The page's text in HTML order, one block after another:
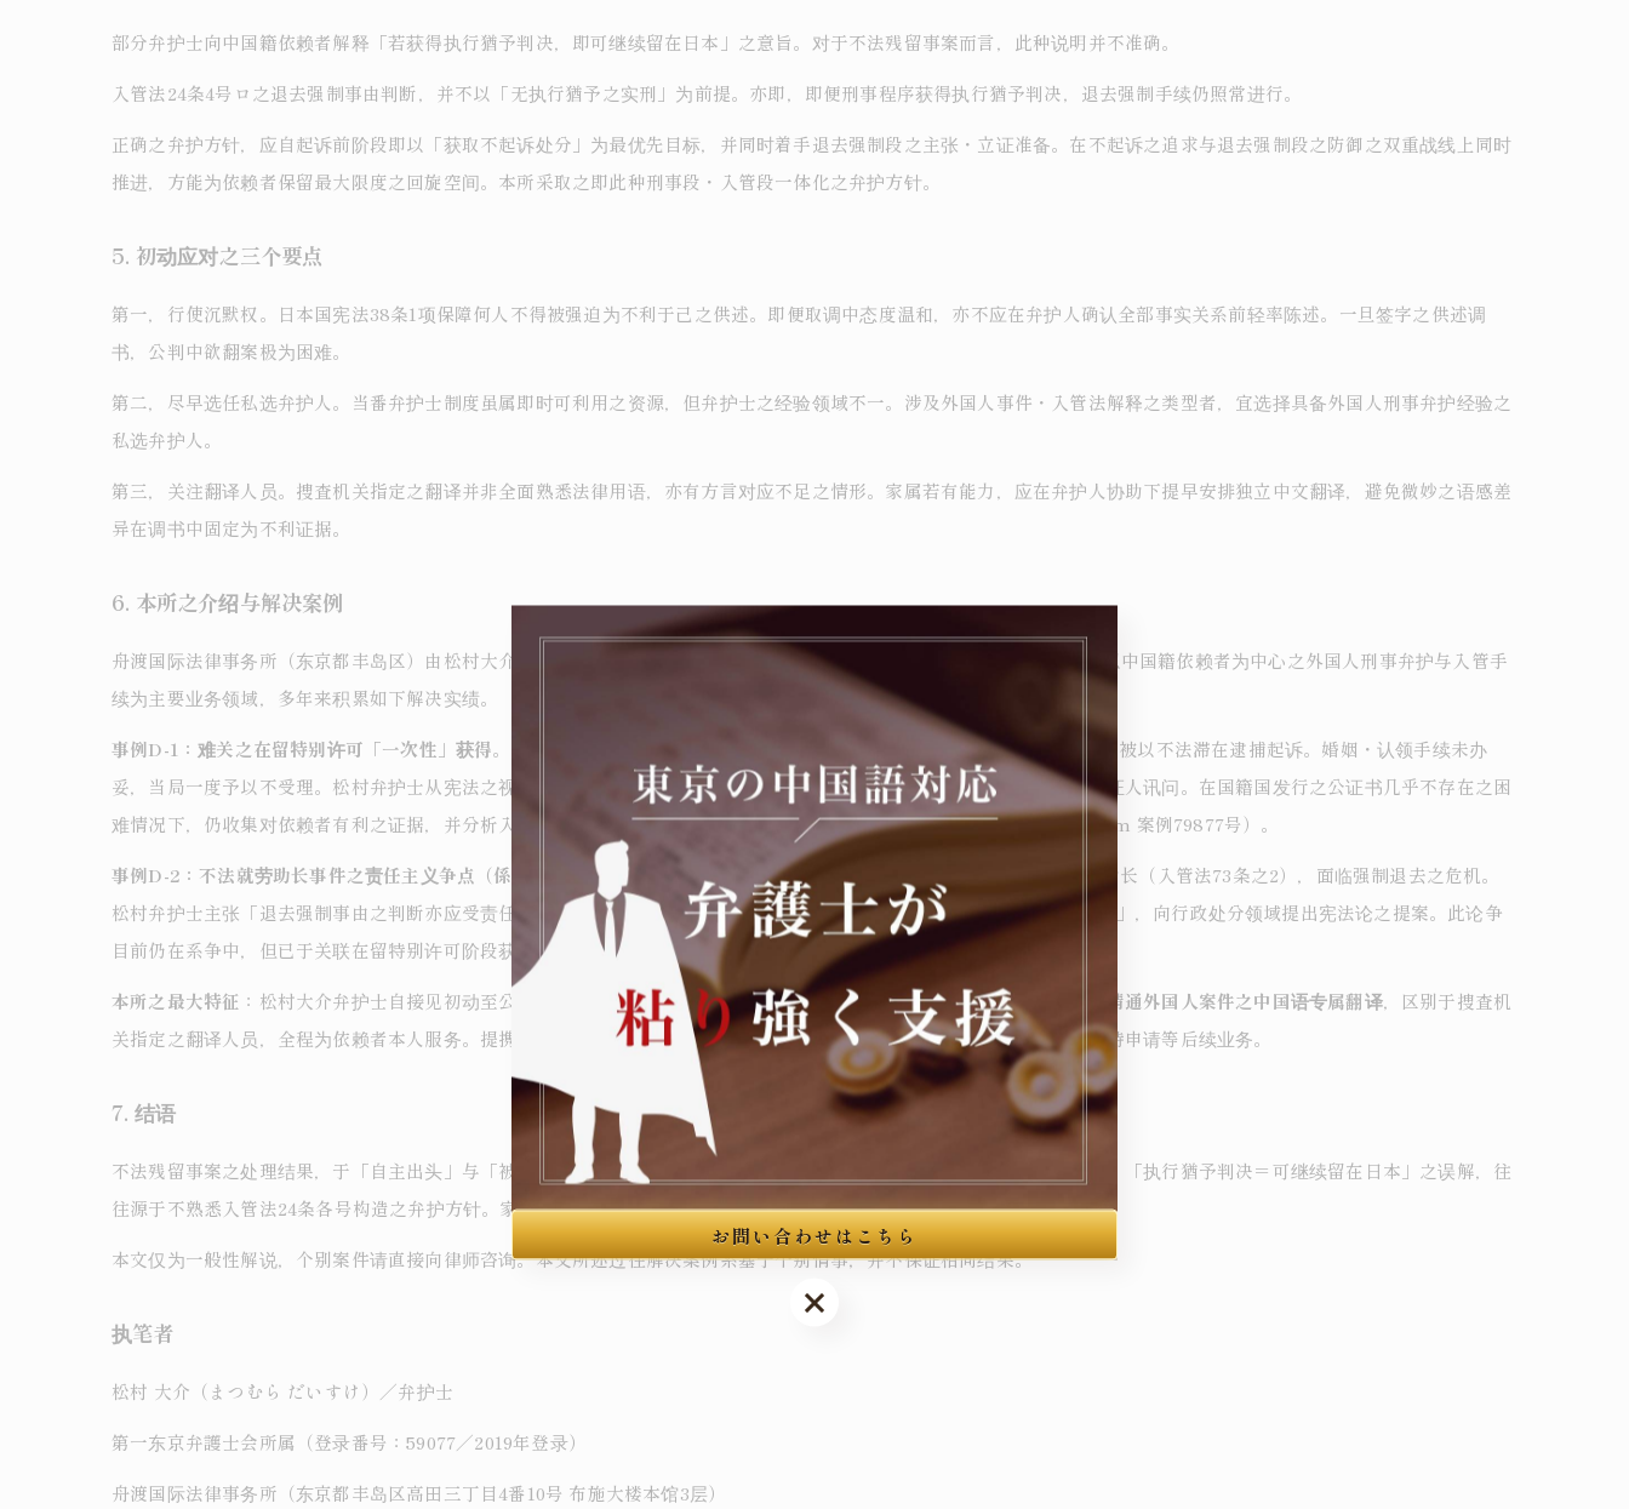
部分弁护士向中国籍依赖者解释「若获得执行猶予判决，即可继续留在日本」之意旨。对于不法残留事案而言，此种说明并不准确。
入管法24条4号ロ之退去强制事由判断，并不以「无执行猶予之实刑」为前提。亦即，即便刑事程序获得执行猶予判决，退去强制手续仍照常进行。
正确之弁护方针，应自起诉前阶段即以「获取不起诉处分」为最优先目标，并同时着手退去强制段之主张・立证准备。在不起诉之追求与退去强制段之防御之双重战线上同时
推进，方能为依赖者保留最大限度之回旋空间。本所采取之即此种刑事段・入管段一体化之弁护方针。
5. 初动应对之三个要点
第一，行使沉默权。日本国宪法38条1项保障何人不得被强迫为不利于己之供述。即便取调中态度温和，亦不应在弁护人确认全部事实关系前轻率陈述。一旦签字之供述调
书，公判中欲翻案极为困难。
第二，尽早选任私选弁护人。当番弁护士制度虽属即时可利用之资源，但弁护士之经验领域不一。涉及外国人事件・入管法解释之类型者，宜选择具备外国人刑事弁护经验之
私选弁护人。
第三，关注翻译人员。捜査机关指定之翻译并非全面熟悉法律用语，亦有方言对应不足之情形。家属若有能力，应在弁护人协助下提早安排独立中文翻译，避免微妙之语感差
异在调书中固定为不利证据。
6. 本所之介绍与解决案例
舟渡国际法律事务所（东京都丰岛区）由松村大介弁护士（第一东京弁護士会・登录番号59077・2019年登录）担纲。本所以中国籍依赖者为中心之外国人刑事弁护与入管手
续为主要业务领域，多年来积累如下解决实绩。
事例D-1：难关之在留特别许可「一次性」获得。一名以观光目的来日之相谈者与日本人女性育有子女，但在留资格已丧失而被以不法滞在逮捕起诉。婚姻・认领手续未办
妥，当局一度予以不受理。松村弁护士从宪法之视角与当局交涉，成功办妥婚姻与认领，并于刑事公判中实施被告人讯问与证人讯问。在国籍国发行之公证书几乎不存在之困
难情况下，仍收集对依赖者有利之证据，并分析入管当局过去之许可事例，最终获得一次性在留特别许可（出处：弁護士.com 案例79877号）。
事例D-2：不法就劳助长事件之责任主义争点（係争中）
。本所近年代理之事案中，被告女性遭遇冤罪而被认定为不法就劳助长（入管法73条之2），面临强制退去之危机。
松村弁护士主张「退去强制事由之判断亦应受责任主义之约束」「无故意・无过失之退去强制违反宪法31条・13条・14条1项」，向行政处分领域提出宪法论之提案。此论争
目前仍在系争中，但已于关联在留特别许可阶段获得前例所无之成果。
本所之最大特征 ：松村大介弁护士自接见初动至公判结审， 全程亲自担当，不交由事务员或年轻弁护士代行。本所亦常駐有 精通外国人案件之中国语专属翻译，区别于捜査机
关指定之翻译人员，全程为依赖者本人服务。提携之行政书士事务所亦可在刑事手续结束后，处理在留资格更新・变更・在特申请等后续业务。
7. 结语
不法残留事案之处理结果，于「自主出头」与「被摘发」之间已有显著差距，于「不起诉」与「起诉」之间又再次拉开差距。「执行猶予判决＝可继续留在日本」之误解，往
往源于不熟悉入管法24条各号构造之弁护方针。家属遭遇此种事件时，请尽早咨询具备入管法解释经验之弁护士。
本文仅为一般性解说，个别案件请直接向律师咨询。本文所述过往解决案例系基于个别情事，并不保证相同结果。
执笔者
松村 大介（まつむら だいすけ）／弁护士
第一东京弁護士会所属（登录番号：59077／2019年登录）
舟渡国际法律事务所（东京都丰岛区高田三丁目4番10号 布施大楼本馆3层）
お問い合わせはこちら
お問い合わせはこちら